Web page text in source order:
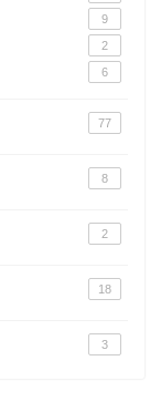
9
2
6
77
8
2
18
3